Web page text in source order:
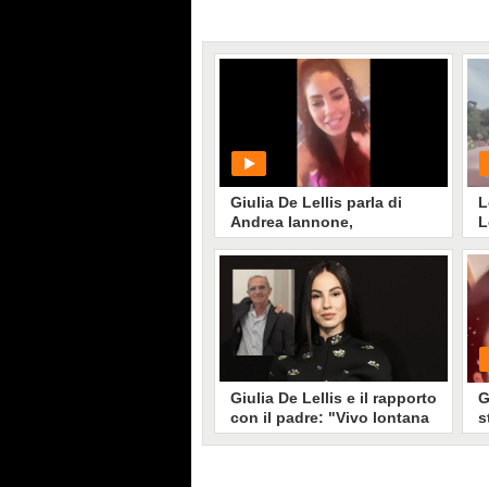
Giulia De Lellis parla di
Andrea Iannone,
confermato il flirt in corso
PLAY
59363 • di Spettacolo Fanpage
Giulia De Lellis e il rapporto
con il padre: "Vivo lontana
da oltre 10 anni, piangiamo